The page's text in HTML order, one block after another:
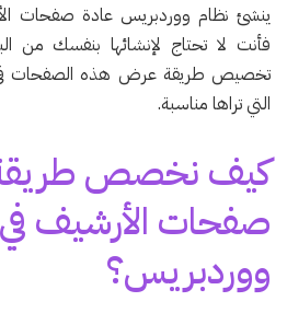
ينشئ نظام ووردبريس عادة صفحات
فأنت لا تحتاج لإنشائها بنفسك من
تخصيص طريقة عرض هذه الصفحات في
التي تراها مناسبة.
كيف نخصص
صفحات الأرشيف
ووردبريس؟